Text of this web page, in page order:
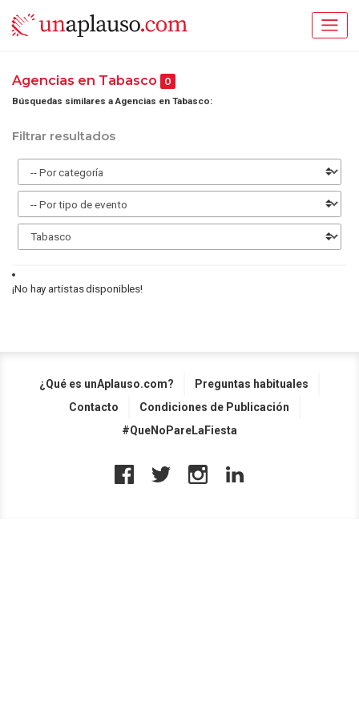
Agencias en Tabasco 0
Búsquedas similares a Agencias en Tabasco:
Filtrar resultados
¡No hay artistas disponibles!
¿Qué es unAplauso.com?
Preguntas habituales
Contacto
Condiciones de Publicación
#QueNoPareLaFiesta